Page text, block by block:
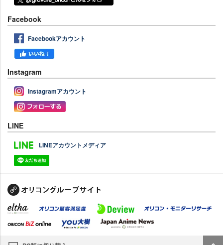
Facebook
Facebookアカウント
Instagram
Instagramアカウント
LINE
LINEアカウントメディア